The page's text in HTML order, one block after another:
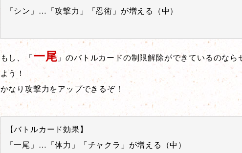
「シン」…「攻撃力」「忍術」が増える（中）
もし、「 一尾 」のバトルカードの制限解除ができているのなら
よう！
かなり攻撃力をアップできるぞ！
【バトルカード効果】
「一尾」…「体力」「チャクラ」が増える（中）